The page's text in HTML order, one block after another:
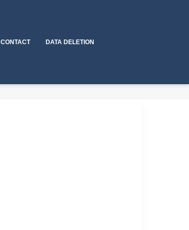
CONTACT DATA DELETION